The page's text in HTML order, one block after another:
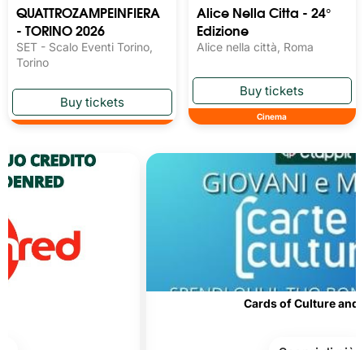
QUATTROZAMPEINFIERA
- TORINO 2026
SET - Scalo Eventi Torino,
Torino
Alice Nella Citta - 24°
Edizione
Alice nella città, Roma
Cinema
Cards of Culture and Merit